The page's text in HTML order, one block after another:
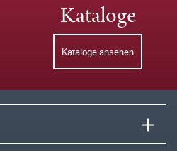
Kataloge
Kataloge ansehen